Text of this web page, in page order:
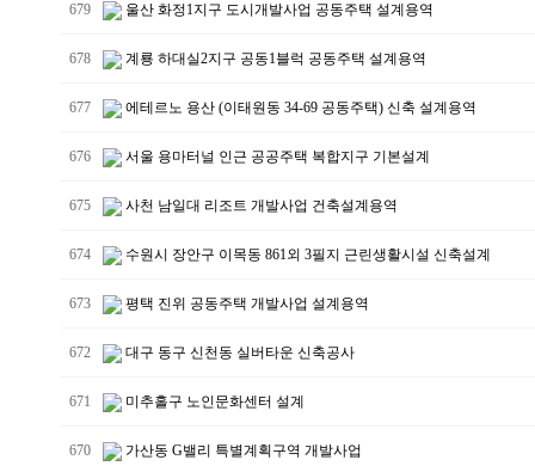
679 울산 화정1지구 도시개발사업 공동주택 설계용역
678 계룡 하대실2지구 공동1블럭 공동주택 설계용역
677 에테르노 용산 (이태원동 34-69 공동주택) 신축 설계용역
676 서울 용마터널 인근 공공주택 복합지구 기본설계
675 사천 남일대 리조트 개발사업 건축설계용역
674 수원시 장안구 이목동 861외 3필지 근린생활시설 신축설계
673 평택 진위 공동주택 개발사업 설계용역
672 대구 동구 신천동 실버타운 신축공사
671 미추홀구 노인문화센터 설계
670 가산동 G밸리 특별계획구역 개발사업